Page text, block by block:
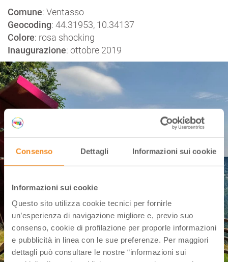
Consenso Dettagli Informazioni sui cookie
Informazioni sui cookie
Questo sito utilizza cookie tecnici per fornirle
un’esperienza di navigazione migliore e, previo suo
consenso, cookie di profilazione per proporle informazioni
e pubblicità in linea con le sue preferenze. Per maggiori
dettagli può consultare le nostre “informazioni sui
Comune: Ventasso
Geocoding: 44.31953, 10.34137
Colore: rosa shocking
Inaugurazione: ottobre 2019